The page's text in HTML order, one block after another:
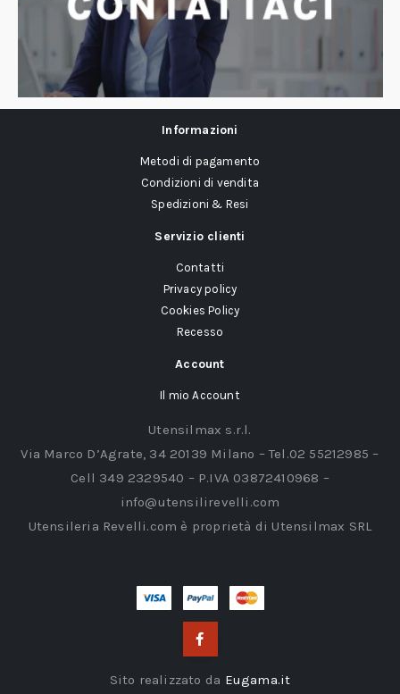
Informazioni
Metodi di pagamento
Condizioni di vendita
Spedizioni & Resi
Servizio clienti
Contatti
Privacy policy
Cookies Policy
Recesso
Account
Il mio Account
Utensilmax s.r.l.
Via Marco D’Agrate, 34 20139 Milano – Tel.02 55212985 –
Cell 349 2329540 – P.IVA 03872410968 –
info@utensilirevelli.com
Utensileria Revelli.com è proprietà di Utensilmax SRL
Sito realizzato da Eugama.it